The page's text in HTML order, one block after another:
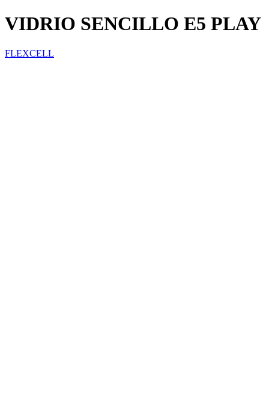
VIDRIO SENCILLO E5 PLAY
FLEXCELL